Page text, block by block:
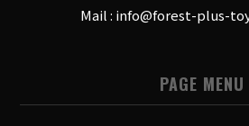
Mail : info@forest-plus-
PAGE MENU